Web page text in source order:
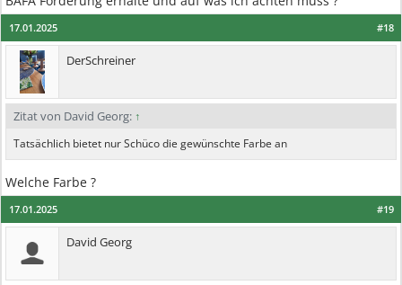
#18
17.01.2025
DerSchreiner
Zitat von David Georg: ↑
Tatsächlich bietet nur Schüco die gewünschte Farbe an
Welche Farbe ?
#19
17.01.2025
David Georg